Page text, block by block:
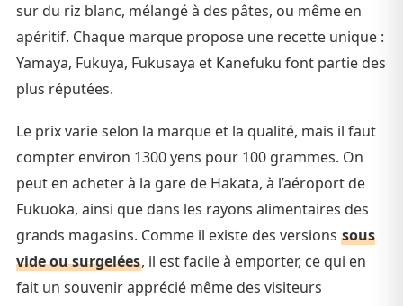
sur du riz blanc, mélangé à des pâtes, ou même en
apéritif. Chaque marque propose une recette unique :
Yamaya, Fukuya, Fukusaya et Kanefuku font partie des
plus réputées.
Le prix varie selon la marque et la qualité, mais il faut
compter environ 1300 yens pour 100 grammes. On
peut en acheter à la gare de Hakata, à l’aéroport de
Fukuoka, ainsi que dans les rayons alimentaires des
grands magasins. Comme il existe des versions sous
vide ou surgelées, il est facile à emporter, ce qui en
fait un souvenir apprécié même des visiteurs